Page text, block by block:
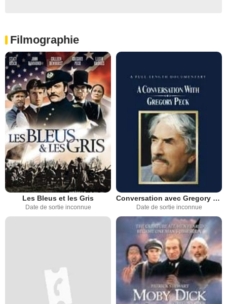
Filmographie
Les Bleus et les Gris
Date de sortie inconnue
Conversation avec Gregory Peck
Date de sortie inconnue